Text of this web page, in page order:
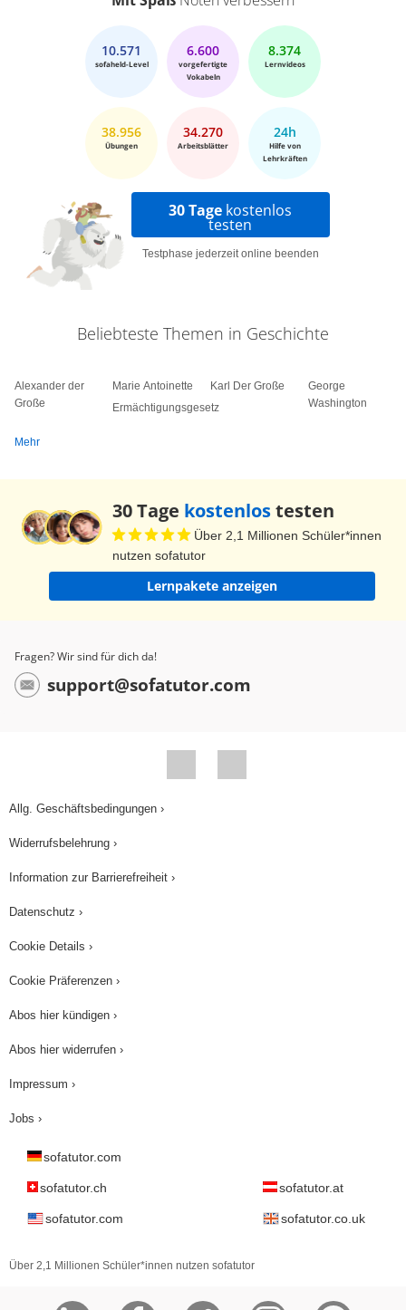
10.571
sofaheld-Level
6.600
vorgefertigte
Vokabeln
8.374
Lernvideos
38.956
Übungen
34.270
Arbeitsblätter
24h
Hilfe von
Lehrkräften
30 Tage kostenlos
testen
Testphase jederzeit online beenden
Beliebteste Themen in Geschichte
Alexander der
Große
Marie Antoinette
Ermächtigungsgesetz
Karl Der Große
George
Washington
Mehr
30 Tage kostenlostesten
Über 2,1 Millionen Schüler*innen
nutzen sofatutor
Lernpakete anzeigen
Fragen? Wir sind für dich da!
support@sofatutor.com
Allg. Geschäftsbedingungen ›
Widerrufsbelehrung ›
Information zur Barrierefreiheit ›
Datenschutz ›
Cookie Details ›
Cookie Präferenzen ›
Abos hier kündigen ›
Abos hier widerrufen ›
Impressum ›
Jobs ›
sofatutor.com
sofatutor.ch sofatutor.at
sofatutor.com sofatutor.co.uk
Über 2,1 Millionen Schüler*innen nutzen sofatutor